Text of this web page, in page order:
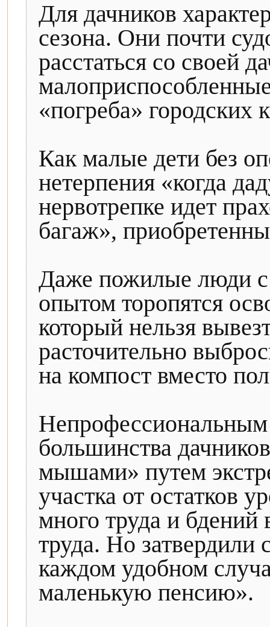
Для дачников
сезона. Они почти
расстаться со своей
«погреба» городских
Как малые дети без
нетерпения «когда
нервотрепке идет
багаж»,
Даже пожилые люди
опытом торопятся
который нельзя
расточительно
на компост вместо
Непрофессиональным
большинства
мышами» путем
участка от остатков
много труда и бдений
труда. Но
каждом удобном
маленькую пенсию».